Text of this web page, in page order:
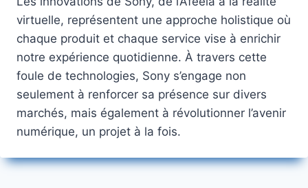
virtuelle, représentent une approche holistique où
chaque produit et chaque service vise à enrichir
notre expérience quotidienne. À travers cette
foule de technologies, Sony s’engage non
seulement à renforcer sa présence sur divers
marchés, mais également à révolutionner l’avenir
numérique, un projet à la fois.